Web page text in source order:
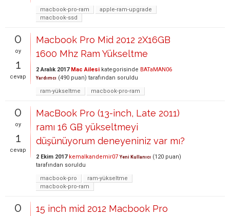
macbook-pro-ram
apple-ram-upgrade
macbook-ssd
0
oy
1
cevap
Macbook Pro Mid 2012 2X16GB
1600 Mhz Ram Yükseltme
2 Aralık 2017 Mac Ailesi kategorisinde BATaMAN06
Yardımcı (490 puan) tarafından soruldu
ram-yükseltme
macbook-pro-ram
0
oy
1
cevap
MacBook Pro (13-inch, Late 2011)
ramı 16 GB yükseltmeyi
düşünüyorum deneyeniniz var mı?
2 Ekim 2017 kemalkandemir07 Yeni Kullanıcı (120 puan)
tarafından soruldu
macbook-pro
ram-yükseltme
macbook-pro-ram
0
15 inch mid 2012 Macbook Pro